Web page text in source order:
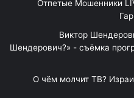
Отпетые Мошенники
Виктор
Шендерович?» - съёмка
«О чём молчит ТВ?